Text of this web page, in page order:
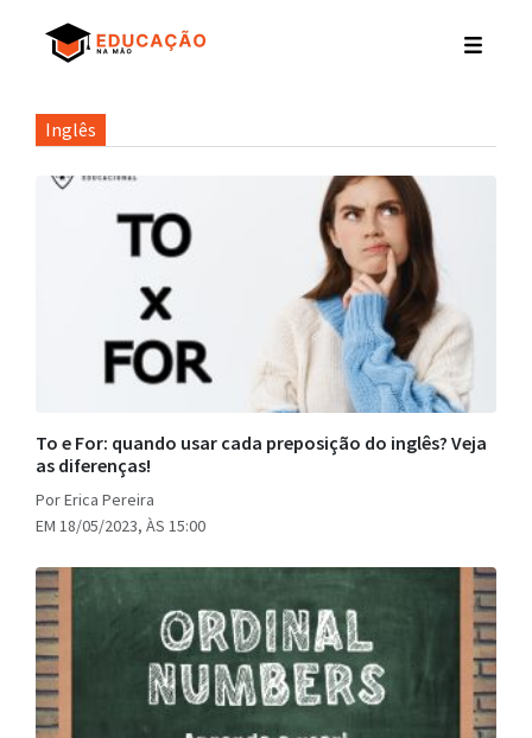
Inglês
To e For: quando usar cada preposição do inglês? Veja
as diferenças!
Por Erica Pereira
EM 18/05/2023, ÀS 15:00